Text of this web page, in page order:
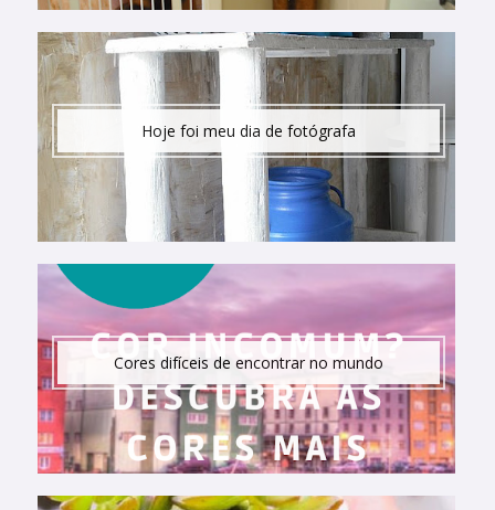
Hoje foi meu dia de fotógrafa
Cores difíceis de encontrar no mundo